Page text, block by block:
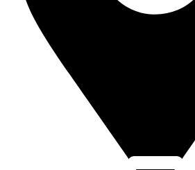
Click Here